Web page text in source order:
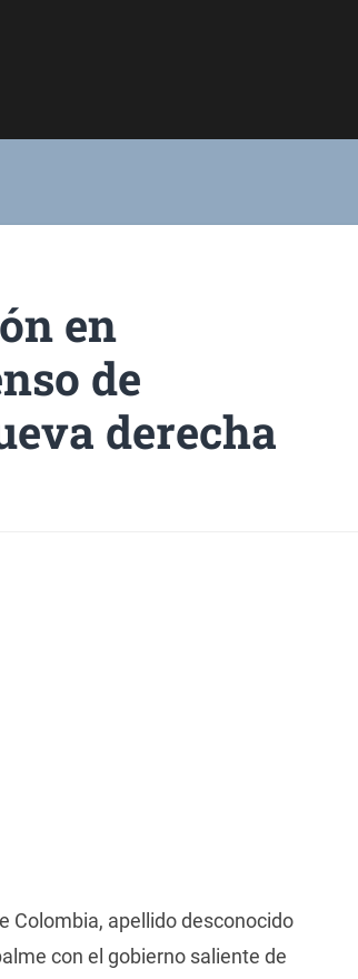
en
de
derecha
Colombia, apellido desconocido
con el gobierno saliente de